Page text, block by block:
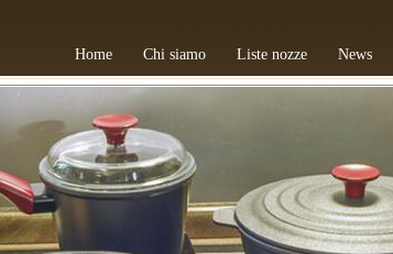
Home Chi siamo Liste nozze News